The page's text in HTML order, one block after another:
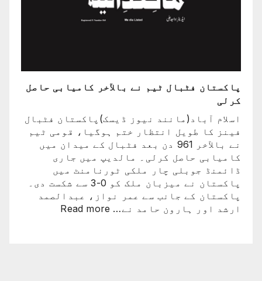
پاکستان فٹبال ٹیم نے بالآخر کامیابی حاصل
کرلی
اسلام آباد(مانند نیوز ڈیسک)پاکستان فٹبال
فینز کا طویل انتظار ختم ہوگیا، قومی ٹیم
نے بالآخر 961 دن بعد فٹبال کے میدان میں
کامیابی حاصل کرلی۔ مالدیپ میں جاری
ڈائمنڈ جوبلی چار ملکی ٹورنامنٹ میں
پاکستان نے میزبان ملک کو 0-3 سے شکست دی۔
پاکستان کے جانب سے عمر نواز، عبدالصمد
ارشد اور ہارون حامد نے… Read more
: